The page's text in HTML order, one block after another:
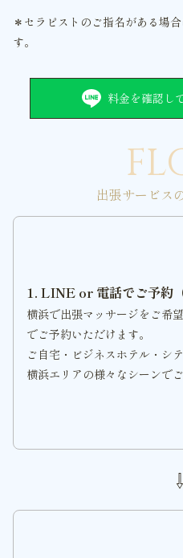
＊セラピストのご指名がある場
す。
料金を確認し
出張サービス
1. LINE or 電話でご予約
横浜で出張マッサージをご希
でご予約いただけます。
ご自宅・ビジネスホテル・シ
横浜エリアの様々なシーンで
⇩